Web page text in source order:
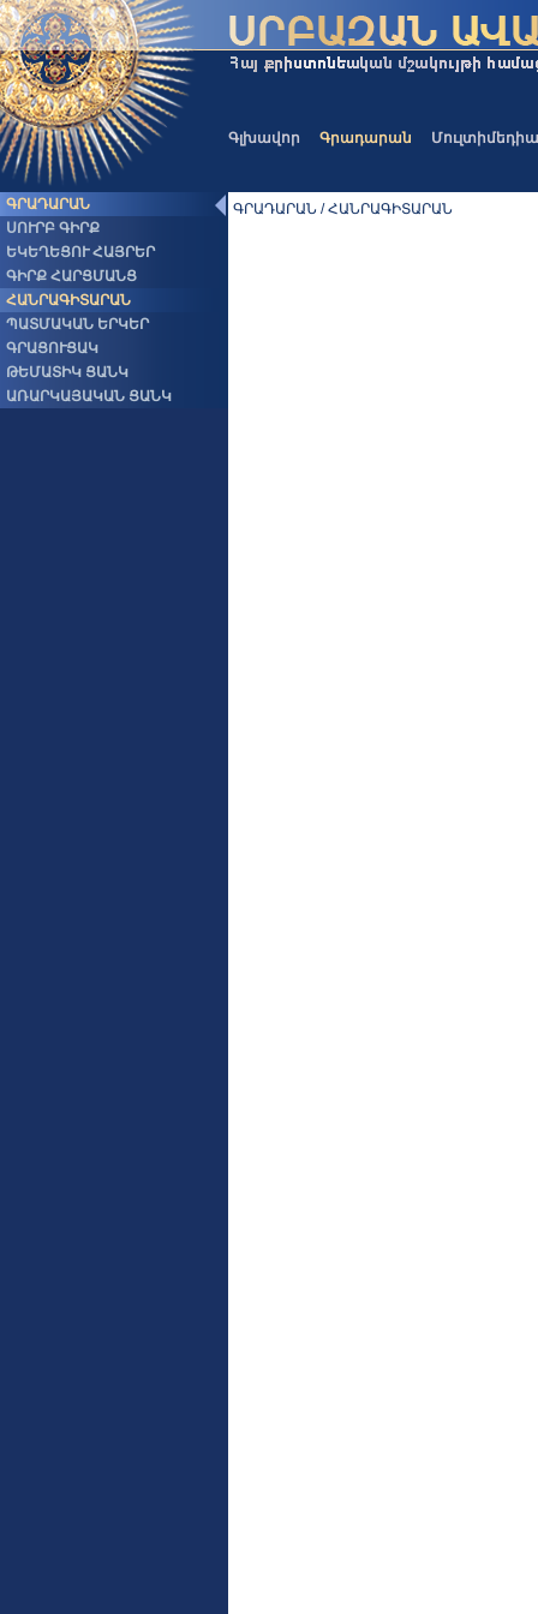
Գլխավոր Գրադարան Մուլտիմեդիա
ԳՐԱԴԱՐԱՆ
ՍՈՒՐԲ ԳԻՐՔ
ԵԿԵՂԵՑՈՒ ՀԱՅՐԵՐ
ԳԻՐՔ ՀԱՐՑՄԱՆՑ
ՀԱՆՐԱԳԻՏԱՐԱՆ
ՊԱՏՄԱԿԱՆ ԵՐԿԵՐ
ԳՐԱՑՈՒՑԱԿ
ԹԵՄԱՏԻԿ ՑԱՆԿ
ԱՌԱՐԿԱՅԱԿԱՆ ՑԱՆԿ
ԳՐԱԴԱՐԱՆ / ՀԱՆՐԱԳԻՏԱՐԱՆ